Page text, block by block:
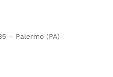
– Palermo (PA)